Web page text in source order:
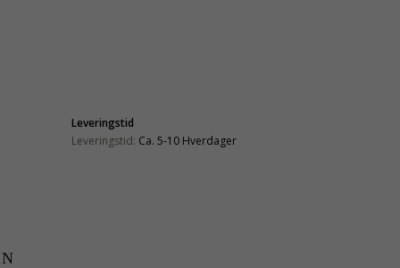
Leveringstid
Leveringstid: Ca. 5-10 Hverdager